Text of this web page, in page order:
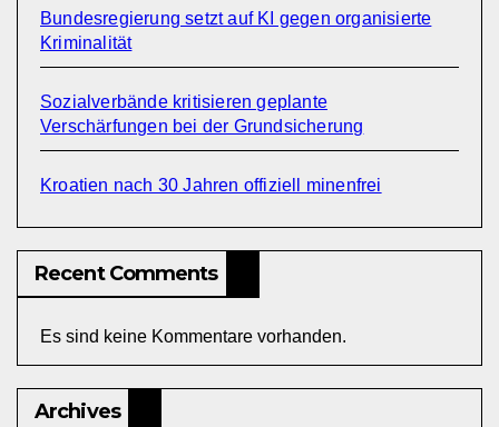
Bundesregierung setzt auf KI gegen organisierte
Kriminalität
Sozialverbände kritisieren geplante
Verschärfungen bei der Grundsicherung
Kroatien nach 30 Jahren offiziell minenfrei
Recent Comments
Es sind keine Kommentare vorhanden.
Archives